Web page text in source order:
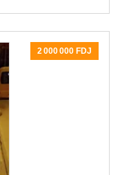
2 000 000 FDJ